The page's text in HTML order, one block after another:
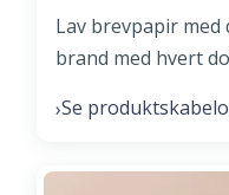
Lav brevpapir
brand med hvert
›Se